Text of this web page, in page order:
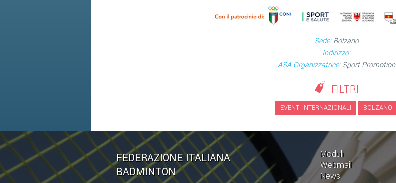
Sede:Bolzano
Indirizzo:
ASA Organizzatrice:Sport Promotion
FILTRI
EVENTI INTERNAZIONALI BOLZANO
FEDERAZIONE ITALIANA
BADMINTON
Moduli
Webmail
News